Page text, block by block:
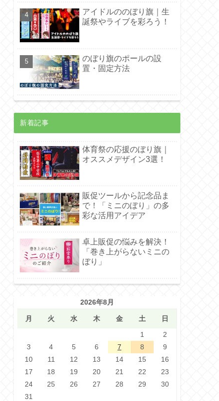
アイドルののぼり旗｜生
誕祭やライブを彩ろう！
のぼり旗のポールの設
置・固定方法
新着記事
体育祭の応援のぼり旗｜
オススメデザイン3選！
販促ツールから記念品ま
で！「ミニのぼり」の多
彩な活用アイデア
卓上販促の悩みを解決！
「巻き上がらないミニの
ぼり」
2026年8月
月 火 水 木 金 土
日
1
2
3
4 5 6 7 8
9
10
11 12 13 14 15
16
17
18 19 20 21 22
23
24
25 26 27 28 29
30
31